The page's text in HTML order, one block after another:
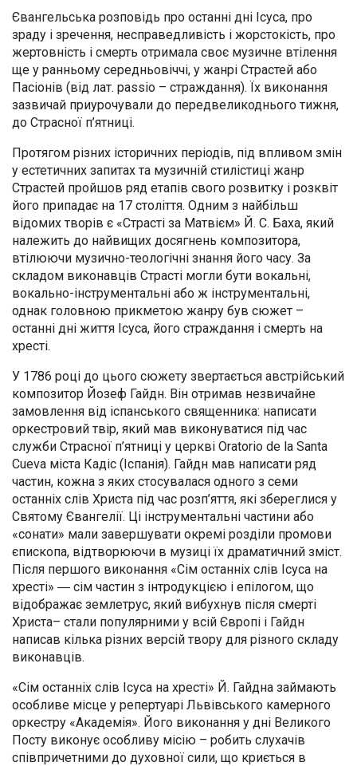
Євангельська розповідь про останні дні Ісуса, про
зраду і зречення, несправедливість і жорстокість, про
жертовність і смерть отримала своє музичне втілення
ще у ранньому середньовіччі, у жанрі Страстей або
Пасіонів (від лат. passio – страждання). Їх виконання
зазвичай приурочували до передвеликоднього тижня,
до Страсної п’ятниці.
Протягом різних історичних періодів, під впливом змін
у естетичних запитах та музичній стилістиці жанр
Страстей пройшов ряд етапів свого розвитку і розквіт
його припадає на 17 століття. Одним з найбільш
відомих творів є «Страсті за Матвієм» Й. С. Баха, який
належить до найвищих досягнень композитора,
втілюючи музично-теологічні знання його часу. За
складом виконавців Страсті могли бути вокальні,
вокально-інструментальні або ж інструментальні,
однак головною прикметою жанру був сюжет –
останні дні життя Ісуса, його страждання і смерть на
хресті.
У 1786 році до цього сюжету звертається австрійський
композитор Йозеф Гайдн. Він отримав незвичайне
замовлення від іспанського священника: написати
оркестровий твір, який мав виконуватися під час
служби Страсної п’ятниці у церкві Oratorio de la Santa
Cueva міста Кадіс (Іспанія). Гайдн мав написати ряд
частин, кожна з яких стосувалася одного з семи
останніх слів Христа під час розп’яття, які збереглися у
Святому Євангелії. Ці інструментальні частини або
«сонати» мали завершувати окремі розділи промови
єпископа, відтворюючи в музиці їх драматичний зміст.
Після першого виконання «Сім останніх слів Ісуса на
хресті» ― сім частин з інтродукцією і епілогом, що
відображає землетрус, який вибухнув після смерті
Христа– стали популярними у всій Європі і Гайдн
написав кілька різних версій твору для різного складу
виконавців.
«Сім останніх слів Ісуса на хресті» Й. Гайдна займають
особливе місце у репертуарі Львівського камерного
оркестру «Академія». Його виконання у дні Великого
Посту виконує особливу місію – робить слухачів
співпричетними до духовної сили, що криється в